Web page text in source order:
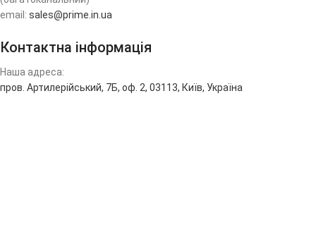
email: sales@prime.in.ua
Контактна інформація
Наша адреса:
пров. Артилерійський, 7Б, оф. 2, 03113, Київ, Україна